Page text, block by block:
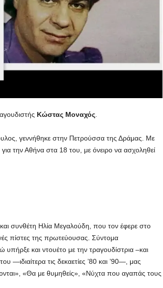
Κώστας Μοναχός.
γεννήθηκε στην Πετρούσσα της Δράμας. Με
την Αθήνα στα 18 του, με όνειρο να ασχοληθεί
συνθέτη Ηλία Μεγαλούδη, που τον έφερε στο
πίστες της πρωτεύουσας. Σύντομα
και ντουέτο με την τραγουδίστρια –και
τις δεκαετίες ’80 και ’90—, μας
«Θα με θυμηθείς», «Νύχτα που αγαπάς τους